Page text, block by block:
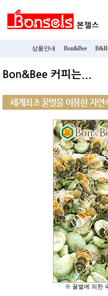
상품안내 Bon&Bee B&B
Bon&Bee 커피는...
세계최초 꿀벌을 이용한 자연
※ 꿀벌에 의한